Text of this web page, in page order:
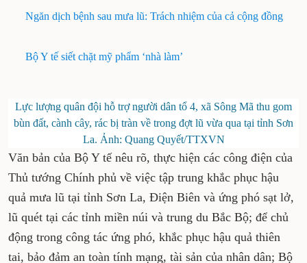
Ngăn dịch bệnh sau mưa lũ: Trách nhiệm của cả cộng đồng
Bộ Y tế siết chặt mỹ phẩm ‘nhà làm’
Lực lượng quân đội hỗ trợ người dân tổ 4, xã Sông Mã thu gom
bùn đất, cành cây, rác bị tràn về trong đợt lũ vừa qua tại tỉnh Sơn
La. Ảnh: Quang Quyết/TTXVN
Văn bản của Bộ Y tế nêu rõ, thực hiện các công điện của
Thủ tướng Chính phủ về việc tập trung khắc phục hậu
quả mưa lũ tại tỉnh Sơn La, Điện Biên và ứng phó sạt lở,
lũ quét tại các tỉnh miền núi và trung du Bắc Bộ; để chủ
động trong công tác ứng phó, khắc phục hậu quả thiên
tai, bảo đảm an toàn tính mạng, tài sản của nhân dân; Bộ